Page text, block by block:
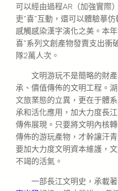
可以經由過程AR（加強實際
吏“喜”互動，還可以體驗摹
感觸感染漢字演化之美。本
喜”系列文創產物發賣支出衝
隊2萬人次。
文明游玩不是簡略的財
承、價值傳佈的文明工程。
文旅業態的立異，更在于體
承和活化應用，加大力度長
傳佈展現。只要將文明內核
傳佈的游玩產物，才幹讓汗
要加大力度文明資本維護，
不竭的活氣。
一部長江文明史，承載